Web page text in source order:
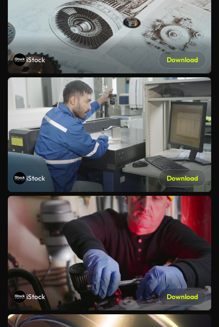
iStock Download
iStock Download
iStock Download